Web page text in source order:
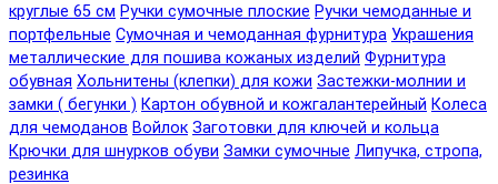
круглые 65 см Ручки сумочные плоские Ручки чемоданные и
портфельные Сумочная и чемоданная фурнитура Украшения
металлические для пошива кожаных изделий Фурнитура
обувная Хольнитены (клепки) для кожи Застежки-молнии и
замки ( бегунки ) Картон обувной и кожгалантерейный Колеса
для чемоданов Войлок Заготовки для ключей и кольца
Крючки для шнурков обуви Замки сумочные Липучка, стропа,
резинка